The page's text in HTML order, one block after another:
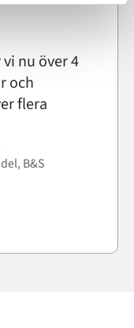
nu över 4
och
flera
B&S